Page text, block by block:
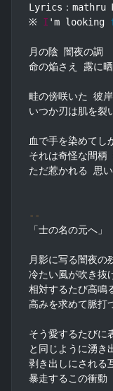
Lyrics：mathru
※ I 'm looking
月の陰 闇夜の調
命の焔さえ 露に
畦の傍咲いた 彼
いつか刃は肌を裂
血で手を染めてし
それは奇怪な間柄
ただ惹かれる 思
--
「士の名の元へ」
月影に写る闇夜の
冷たい風が吹き抜
相対するたび高鳴
高みを求めて脈打
そう愛するたびに
と同じように湧き
剥き出しにされる
暴走するこの衝動